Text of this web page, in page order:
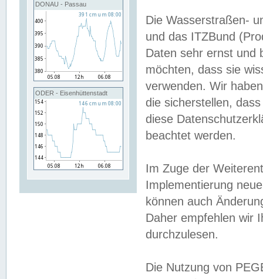
DONAU - Passau
ODER - Eisenhüttenstadt
Die Wasserstraßen-
und das ITZBund
Daten sehr ernst und
möchten, dass sie
verwenden. Wir
die sicherstellen,
diese
beachtet werden.
Im Zuge der
Implementierung
können auch
Daher empfehlen wir
durchzulesen.
Die Nutzung von